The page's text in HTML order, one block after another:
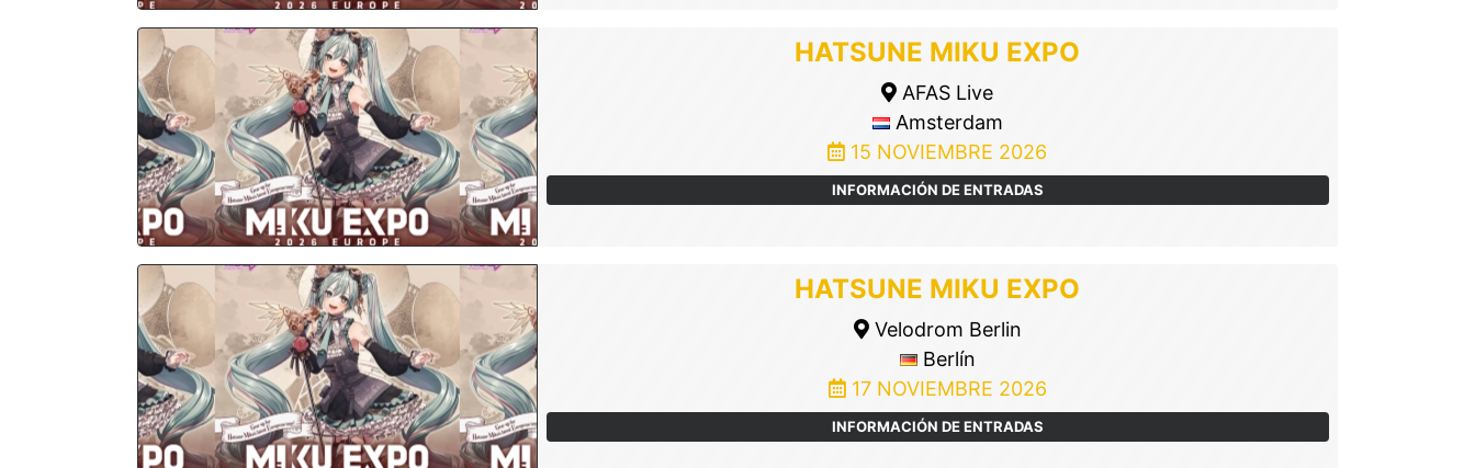
HATSUNE MIKU EXPO
AFAS Live
Amsterdam
15 NOVIEMBRE 2026
INFORMACIÓN DE ENTRADAS
HATSUNE MIKU EXPO
Velodrom Berlin
Berlín
17 NOVIEMBRE 2026
INFORMACIÓN DE ENTRADAS